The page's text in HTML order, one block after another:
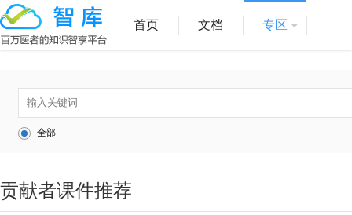
首页 文档 专区
全部
贡献者课件推荐